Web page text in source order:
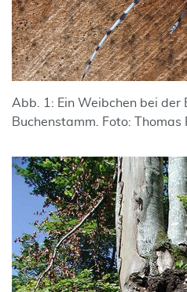
Abb. 1: Ein Weibchen bei der
Buchenstamm. Foto: Thomas